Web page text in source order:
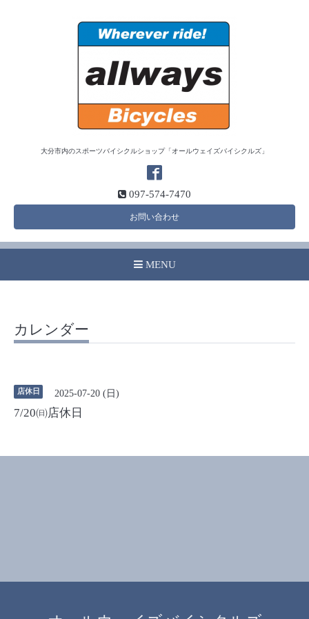
大分市内のスポーツバイシクルショップ「オールウェイズバイシクルズ」
097-574-7470
お問い合わせ
MENU
カレンダー
店休日 2025-07-20 (日)
7/20㈰店休日